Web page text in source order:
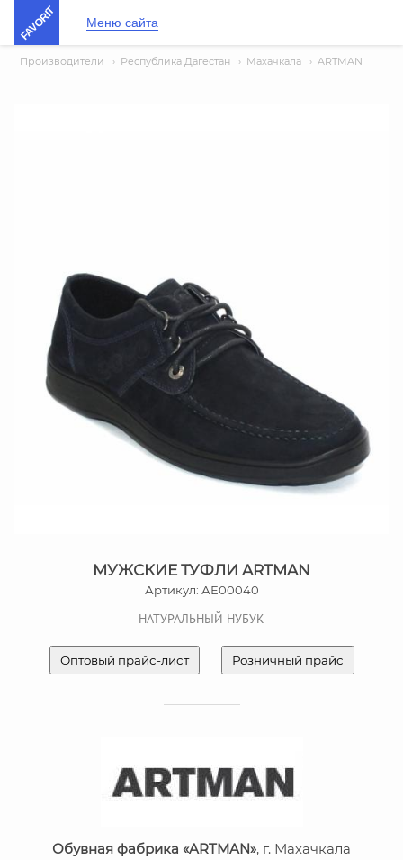
FAVORIT Меню сайта
Производители › Республика Дагестан › Махачкала › ARTMAN
МУЖСКИЕ ТУФЛИ ARTMAN
Артикул: АЕ00040
НАТУРАЛЬНЫЙ НУБУК
Оптовый прайс-лист Розничный прайс
Обувная фабрика «ARTMAN», г. Махачкала